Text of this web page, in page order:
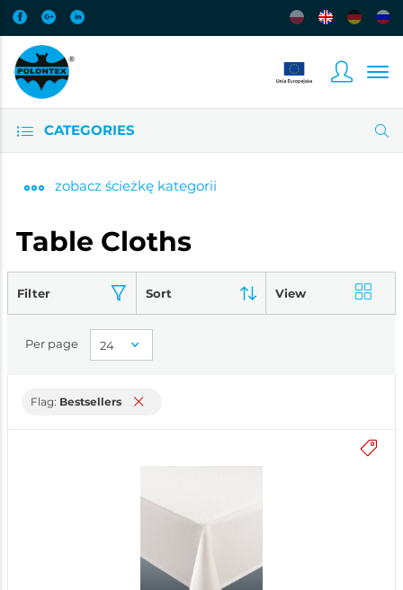
CATEGORIES
zobacz ścieżkę kategorii
Table Cloths
Filter Sort View
Per page
Flag: Bestsellers